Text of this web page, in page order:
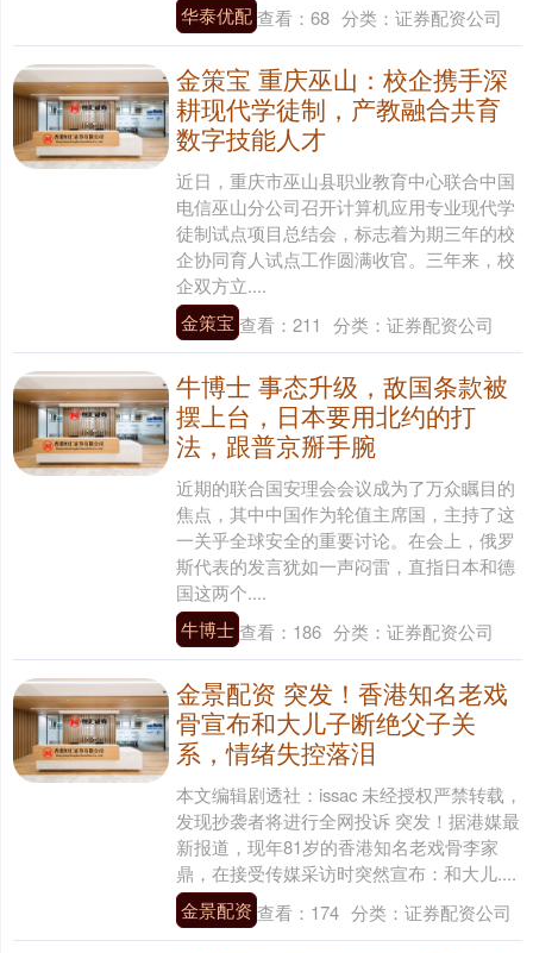
华泰优配查看： 68 分类： 证券配资公司
金策宝 重庆巫山：校企携手深
耕现代学徒制，产教融合共育
数字技能人才
近日，重庆市巫山县职业教育中心联合中国
电信巫山分公司召开计算机应用专业现代学
徒制试点项目总结会，标志着为期三年的校
企协同育人试点工作圆满收官。三年来，校
企双方立....
金策宝 查看： 211 分类： 证券配资公司
牛博士 事态升级，敌国条款被
摆上台，日本要用北约的打
法，跟普京掰手腕
近期的联合国安理会会议成为了万众瞩目的
焦点，其中中国作为轮值主席国，主持了这
一关乎全球安全的重要讨论。在会上，俄罗
斯代表的发言犹如一声闷雷，直指日本和德
国这两个....
牛博士查看： 186 分类： 证券配资公司
金景配资 突发！香港知名老戏
骨宣布和大儿子断绝父子关
系，情绪失控落泪
本文编辑剧透社：issac 未经授权严禁转载，
发现抄袭者将进行全网投诉 突发！据港媒最
新报道，现年81岁的香港知名老戏骨李家
鼎，在接受传媒采访时突然宣布：和大儿....
金景配资 查看： 174 分类： 证券配资公司